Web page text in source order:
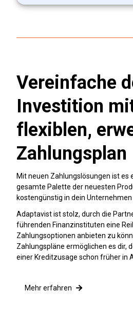
Vereinfache
Investition
flexiblen,
Zahlungsplan
Mit neuen Zahlungslösungen ist es
gesamte Palette der neuesten
kostengünstig in dein Unternehmen
Adaptavist ist stolz, durch die
führenden Finanzinstituten eine
Zahlungsoptionen anbieten zu
Zahlungspläne ermöglichen es dir,
einer Kreditzusage schon früher in
Mehr erfahren